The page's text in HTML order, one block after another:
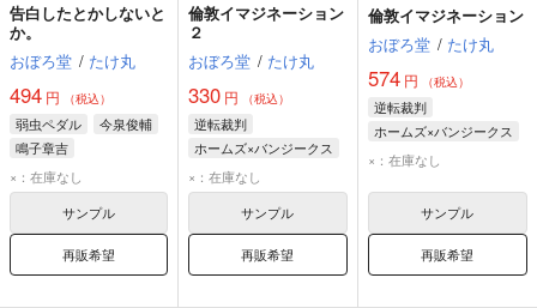
告白したとかしないと
か。
おぼろ堂 / たけ丸
494 円 （税込）
弱虫ペダル
今泉俊輔
鳴子章吉
×：在庫なし
サンプル
再販希望
倫敦イマジネーション
２
おぼろ堂 / たけ丸
330 円 （税込）
逆転裁判
ホームズ×バンジークス
シャーロック・ホームズ
バロック・バンジークス
×：在庫なし
サンプル
再販希望
倫敦イマジネーション
おぼろ堂 / たけ丸
574円 （税込）
逆転裁判
ホームズ×バンジークス
×：在庫なし
サンプル
再販希望